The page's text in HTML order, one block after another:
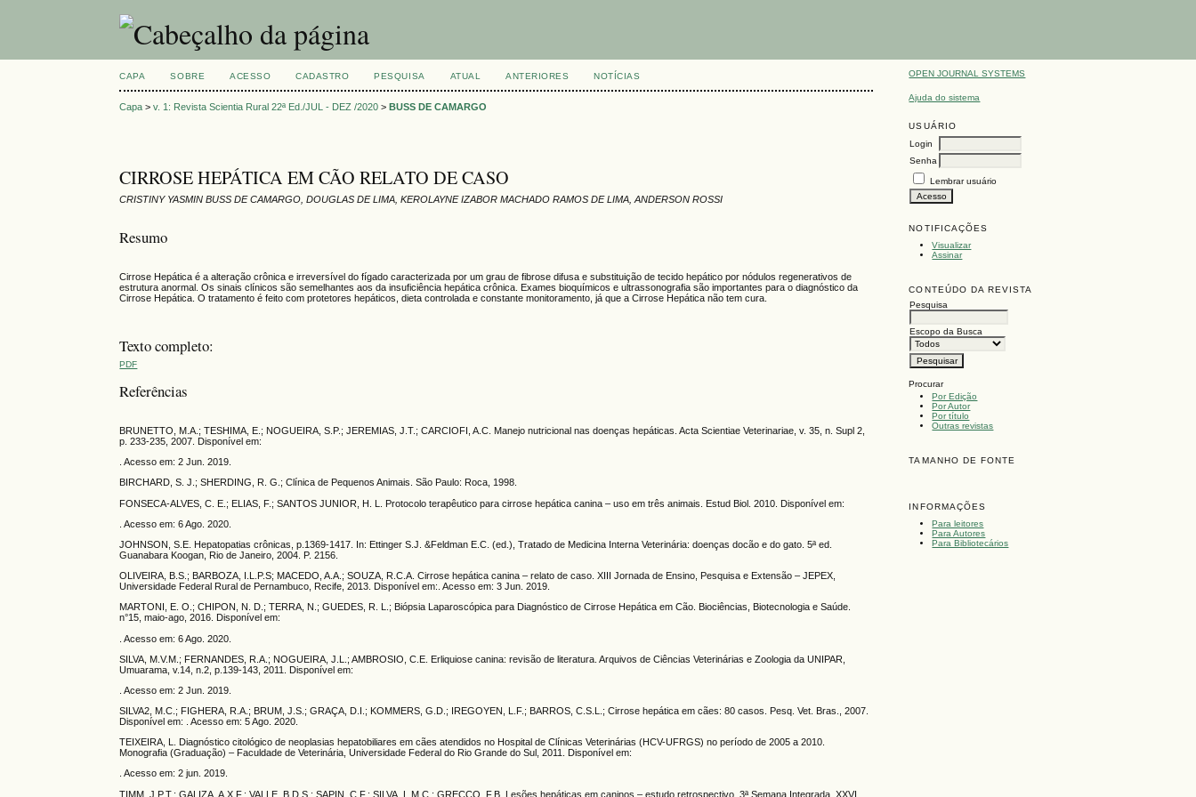
OPEN JOURNAL SYSTEMS
Ajuda do sistema
USUÁRIO
Login
Senha
Lembrar usuário
NOTIFICAÇÕES
Visualizar
Assinar
CONTEÚDO DA REVISTA
Pesquisa
Escopo da Busca
Procurar
Por Edição
Por Autor
Por título
Outras revistas
TAMANHO DE FONTE
INFORMAÇÕES
Para leitores
Para Autores
Para Bibliotecários
CAPA SOBRE ACESSO CADASTRO PESQUISA ATUAL ANTERIORES NOTÍCIAS
Capa >v. 1: Revista Scientia Rural 22ª Ed./JUL - DEZ /2020 >BUSS DE CAMARGO
CIRROSE HEPÁTICA EM CÃO RELATO DE CASO
CRISTINY YASMIN BUSS DE CAMARGO, DOUGLAS DE LIMA, KEROLAYNE IZABOR MACHADO RAMOS DE LIMA, ANDERSON ROSSI
Resumo
Cirrose Hepática é a alteração crônica e irreversível do fígado caracterizada por um grau de fibrose difusa e substituição de tecido hepático por nódulos regenerativos de
estrutura anormal. Os sinais clínicos são semelhantes aos da insuficiência hepática crônica. Exames bioquímicos e ultrassonografia são importantes para o diagnóstico da
Cirrose Hepática. O tratamento é feito com protetores hepáticos, dieta controlada e constante monitoramento, já que a Cirrose Hepática não tem cura.
Texto completo:
PDF
Referências
BRUNETTO, M.A.; TESHIMA, E.; NOGUEIRA, S.P.; JEREMIAS, J.T.; CARCIOFI, A.C. Manejo nutricional nas doenças hepáticas. Acta Scientiae Veterinariae, v. 35, n. Supl 2,
p. 233-235, 2007. Disponível em:
. Acesso em: 2 Jun. 2019.
BIRCHARD, S. J.; SHERDING, R. G.; Clínica de Pequenos Animais. São Paulo: Roca, 1998.
FONSECA-ALVES, C. E.; ELIAS, F.; SANTOS JUNIOR, H. L. Protocolo terapêutico para cirrose hepática canina – uso em três animais. Estud Biol. 2010. Disponível em:
. Acesso em: 6 Ago. 2020.
JOHNSON, S.E. Hepatopatias crônicas, p.1369-1417. In: Ettinger S.J. &Feldman E.C. (ed.), Tratado de Medicina Interna Veterinária: doenças docão e do gato. 5ª ed.
Guanabara Koogan, Rio de Janeiro, 2004. P. 2156.
OLIVEIRA, B.S.; BARBOZA, I.L.P.S; MACEDO, A.A.; SOUZA, R.C.A. Cirrose hepática canina – relato de caso. XIII Jornada de Ensino, Pesquisa e Extensão – JEPEX,
Universidade Federal Rural de Pernambuco, Recife, 2013. Disponível em:. Acesso em: 3 Jun. 2019.
MARTONI, E. O.; CHIPON, N. D.; TERRA, N.; GUEDES, R. L.; Biópsia Laparoscópica para Diagnóstico de Cirrose Hepática em Cão. Biociências, Biotecnologia e Saúde.
n°15, maio-ago, 2016. Disponível em:
. Acesso em: 6 Ago. 2020.
SILVA, M.V.M.; FERNANDES, R.A.; NOGUEIRA, J.L.; AMBROSIO, C.E. Erliquiose canina: revisão de literatura. Arquivos de Ciências Veterinárias e Zoologia da UNIPAR,
Umuarama, v.14, n.2, p.139-143, 2011. Disponível em:
. Acesso em: 2 Jun. 2019.
SILVA2, M.C.; FIGHERA, R.A.; BRUM, J.S.; GRAÇA, D.I.; KOMMERS, G.D.; IREGOYEN, L.F.; BARROS, C.S.L.; Cirrose hepática em cães: 80 casos. Pesq. Vet. Bras., 2007.
Disponível em: . Acesso em: 5 Ago. 2020.
TEIXEIRA, L. Diagnóstico citológico de neoplasias hepatobiliares em cães atendidos no Hospital de Clínicas Veterinárias (HCV-UFRGS) no período de 2005 a 2010.
Monografia (Graduação) – Faculdade de Veterinária, Universidade Federal do Rio Grande do Sul, 2011. Disponível em:
. Acesso em: 2 jun. 2019.
TIMM, J.P.T.; GALIZA, A.X.F.; VALLE, B.D.S.; SAPIN, C.F.; SILVA, L.M.C.; GRECCO, F.B. Lesões hepáticas em caninos – estudo retrospectivo. 3ª Semana Integrada, XXVI